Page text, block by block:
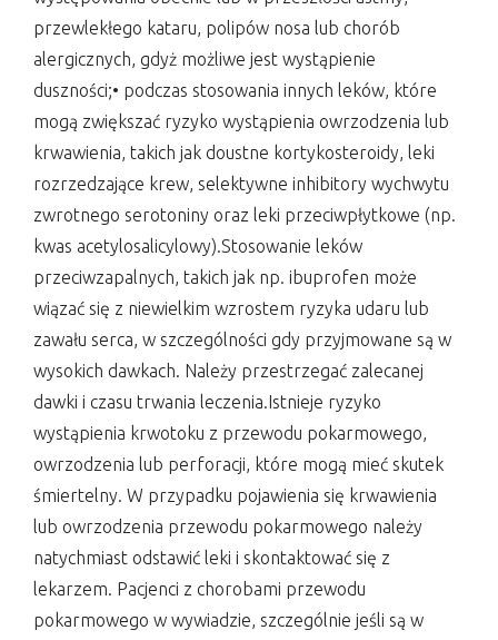
przewlekłego kataru, polipów nosa lub chorób
alergicznych, gdyż możliwe jest wystąpienie
duszności;• podczas stosowania innych leków, które
mogą zwiększać ryzyko wystąpienia owrzodzenia lub
krwawienia, takich jak doustne kortykosteroidy, leki
rozrzedzające krew, selektywne inhibitory wychwytu
zwrotnego serotoniny oraz leki przeciwpłytkowe (np.
kwas acetylosalicylowy).Stosowanie leków
przeciwzapalnych, takich jak np. ibuprofen może
wiązać się z niewielkim wzrostem ryzyka udaru lub
zawału serca, w szczególności gdy przyjmowane są w
wysokich dawkach. Należy przestrzegać zalecanej
dawki i czasu trwania leczenia.Istnieje ryzyko
wystąpienia krwotoku z przewodu pokarmowego,
owrzodzenia lub perforacji, które mogą mieć skutek
śmiertelny. W przypadku pojawienia się krwawienia
lub owrzodzenia przewodu pokarmowego należy
natychmiast odstawić leki i skontaktować się z
lekarzem. Pacjenci z chorobami przewodu
pokarmowego w wywiadzie, szczególnie jeśli są w